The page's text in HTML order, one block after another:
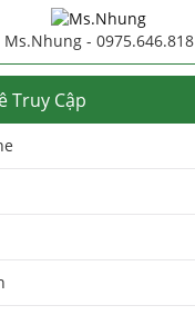
Ms.Nhung - 0975.646.818
Truy Cập